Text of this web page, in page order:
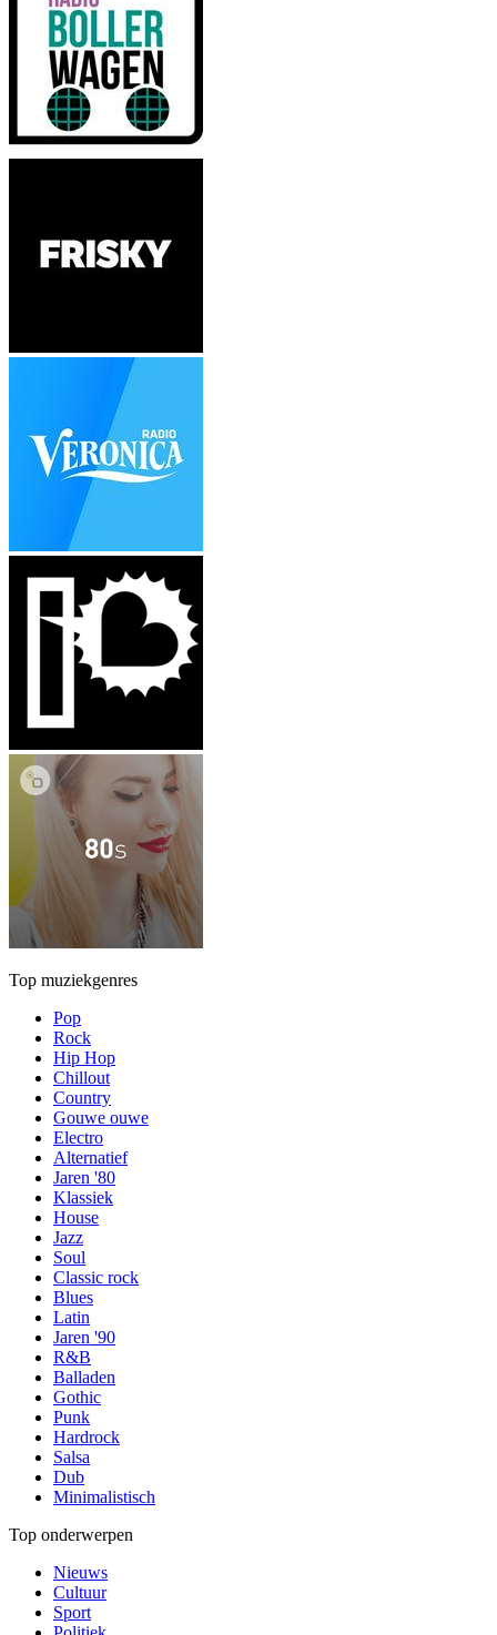
Top muziekgenres
Pop
Rock
Hip Hop
Chillout
Country
Gouwe ouwe
Electro
Alternatief
Jaren '80
Klassiek
House
Jazz
Soul
Classic rock
Blues
Latin
Jaren '90
R&B
Balladen
Gothic
Punk
Hardrock
Salsa
Dub
Minimalistisch
Top onderwerpen
Nieuws
Cultuur
Sport